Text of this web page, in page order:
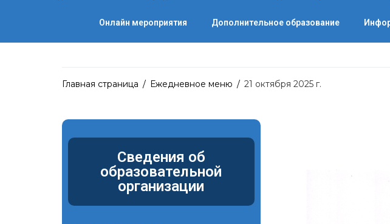
Онлайн мероприятия Дополнительное образование
Главная страница / Ежедневное меню / 21 октября 2025 г.
Сведения об
образовательной
организации